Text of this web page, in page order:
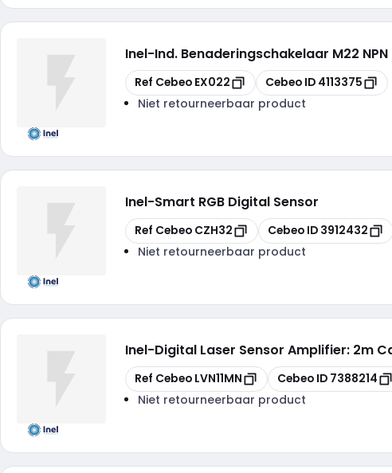
Inel-Ind. Benaderingschakelaar M22 NPN
Kopiëren
Ref Cebeo EX022 Kopiëren
Cebeo ID 4113375
Niet retourneerbaar product
Inel-Smart RGB Digital Sensor
Kopiëren
Ref Cebeo CZH32 Kopiëren
Cebeo ID 3912432
Niet retourneerbaar product
Inel-Digital Laser Sensor Amplifier: 2m
Kopiëren
Ref Cebeo LVN11MN Kopiëren
Cebeo ID 7388214
Niet retourneerbaar product